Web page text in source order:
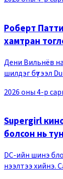
Роберт
хамтран
Дени Вильнёв
шилдэг бүтээл
Кино
2026 оны 4-р
Supergirl
болсон нь
DC-ийн шинэ
нээлтээ хийнэ.